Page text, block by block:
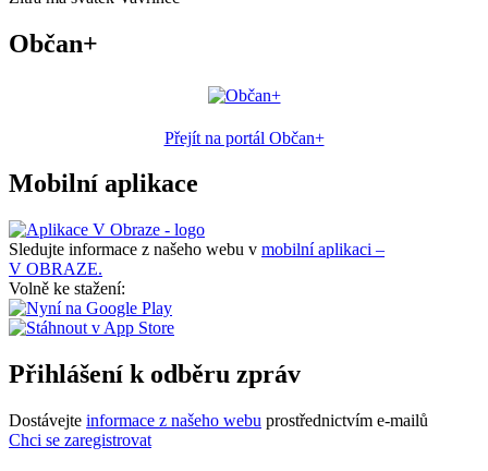
Občan+
Přejít na portál Občan+
Mobilní aplikace
Sledujte informace z našeho webu v mobilní aplikaci –
V OBRAZE.
Volně ke stažení:
Přihlášení k odběru zpráv
Dostávejte informace z našeho webu prostřednictvím e-mailů
Chci se zaregistrovat